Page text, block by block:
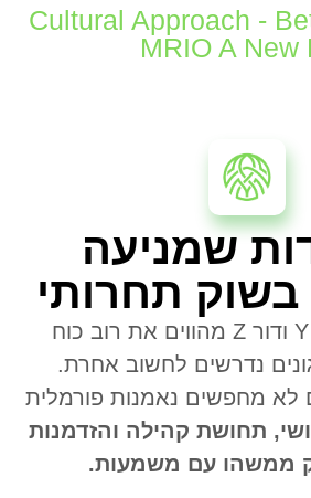
Cultural Approach -
MRIO A New
שמניעה
בשוק תחרותי
Y ודור Z מהווים את רוב כוח
נדרשים לחשוב אחרת.
לא מחפשים נאמנות פורמלית
תחושת קהילה והזדמנות
ממשהו עם משמעות.